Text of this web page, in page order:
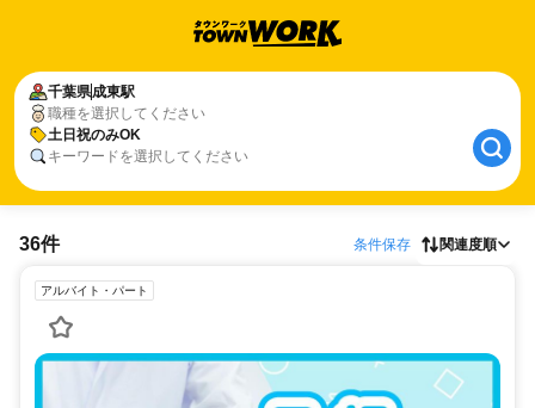
千葉県成東駅
職種を選択してください
土日祝のみOK
キーワードを選択してください
36件 条件保存 関連度順
アルバイト・パート